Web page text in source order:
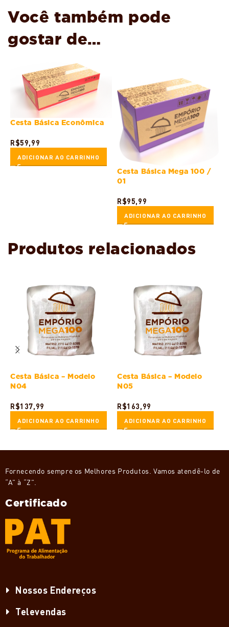
Você também pode
gostar de…
Cesta Básica Econômica
R$59,99
ADICIONAR AO CARRINHO
Cesta Básica Mega 100 /
01
R$95,99
ADICIONAR AO CARRINHO
Produtos relacionados
Cesta Básica – Modelo
N04
R$137,99
ADICIONAR AO CARRINHO
Cesta Básica – Modelo
N05
R$163,99
ADICIONAR AO CARRINHO
Fornecendo sempre os Melhores Produtos. Vamos atendê-lo de
“A” à “Z”.
Certificado
Nossos Endereços
Televendas